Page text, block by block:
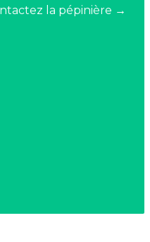
la pépinière →